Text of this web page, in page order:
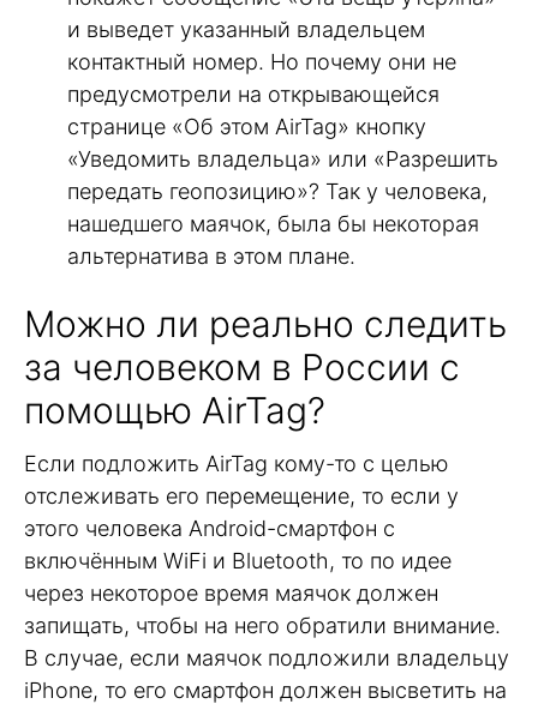
и выведет указанный владельцем
контактный номер. Но почему они не
предусмотрели на открывающейся
странице «Об этом AirTag» кнопку
«Уведомить владельца» или «Разрешить
передать геопозицию»? Так у человека,
нашедшего маячок, была бы некоторая
альтернатива в этом плане.
Можно ли реально следить
за человеком в России с
помощью AirTag?
Если подложить AirTag кому-то с целью
отслеживать его перемещение, то если у
этого человека Android-смартфон с
включённым WiFi и Bluetooth, то по идее
через некоторое время маячок должен
запищать, чтобы на него обратили внимание.
В случае, если маячок подложили владельцу
iPhone, то его смартфон должен высветить на